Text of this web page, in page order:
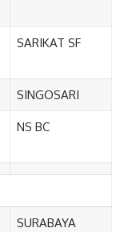
SARIKAT SF
SINGOSARI
NS BC
SURABAYA